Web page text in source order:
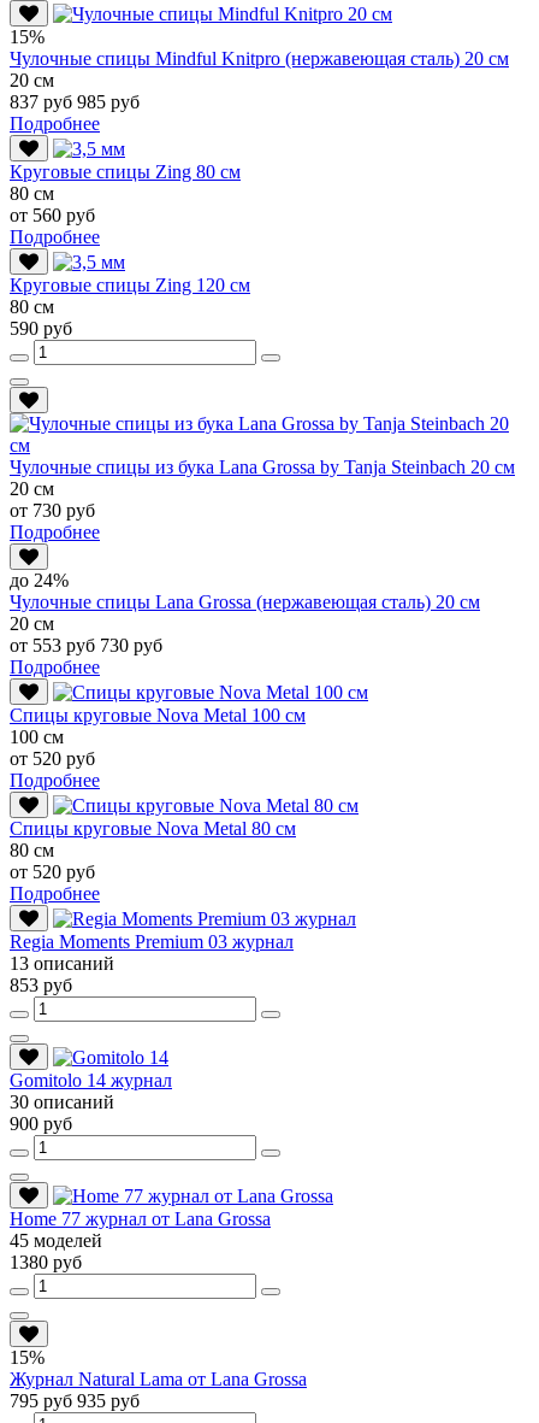
15%
Чулочные спицы Mindful Knitpro (нержавеющая сталь) 20 см
20 см
837 руб 985 руб
Подробнее
Круговые спицы Zing 80 см
80 см
от 560 руб
Подробнее
Круговые спицы Zing 120 см
80 см
590 руб
Чулочные спицы из бука Lana Grossa by Tanja Steinbach 20 см
20 см
от 730 руб
Подробнее
до 24%
Чулочные спицы Lana Grossa (нержавеющая сталь) 20 см
20 см
от 553 руб 730 руб
Подробнее
Спицы круговые Nova Metal 100 см
100 см
от 520 руб
Подробнее
Спицы круговые Nova Metal 80 см
80 см
от 520 руб
Подробнее
Regia Moments Premium 03 журнал
13 описаний
853 руб
Gomitolo 14 журнал
30 описаний
900 руб
Home 77 журнал от Lana Grossa
45 моделей
1380 руб
15%
Журнал Natural Lama от Lana Grossa
795 руб 935 руб